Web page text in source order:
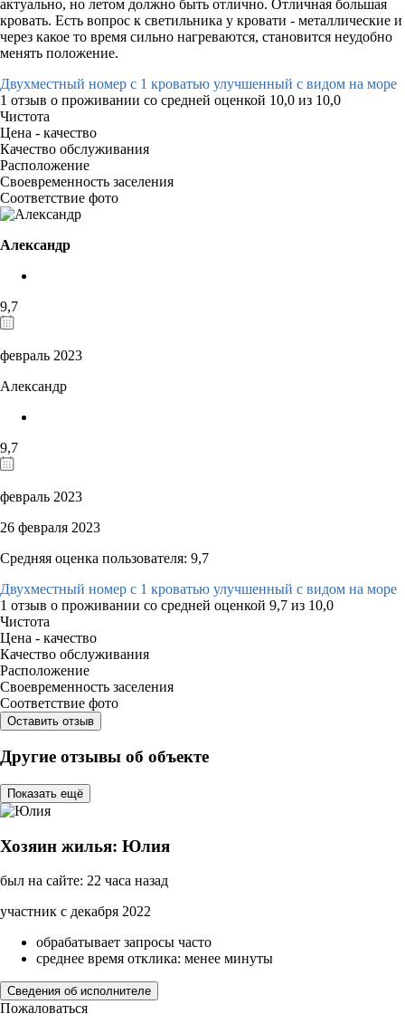
актуально, но летом должно быть отлично. Отличная большая
кровать. Есть вопрос к светильника у кровати - металлические и
через какое то время сильно нагреваются, становится неудобно
менять положение.
Двухместный номер с 1 кроватью улучшенный с видом на море
1 отзыв о проживании со средней оценкой 10,0 из 10,0
Чистота
Цена - качество
Качество обслуживания
Расположение
Своевременность заселения
Соответствие фото
Александр
9,7
февраль 2023
Александр
9,7
февраль 2023
26 февраля 2023
Средняя оценка пользователя: 9,7
Двухместный номер с 1 кроватью улучшенный с видом на море
1 отзыв о проживании со средней оценкой 9,7 из 10,0
Чистота
Цена - качество
Качество обслуживания
Расположение
Своевременность заселения
Соответствие фото
Оставить отзыв
Другие отзывы об объекте
Показать ещё
Хозяин жилья: Юлия
был на сайте: 22 часа назад
участник с декабря 2022
обрабатывает запросы часто
среднее время отклика: менее минуты
Сведения об исполнителе
Пожаловаться